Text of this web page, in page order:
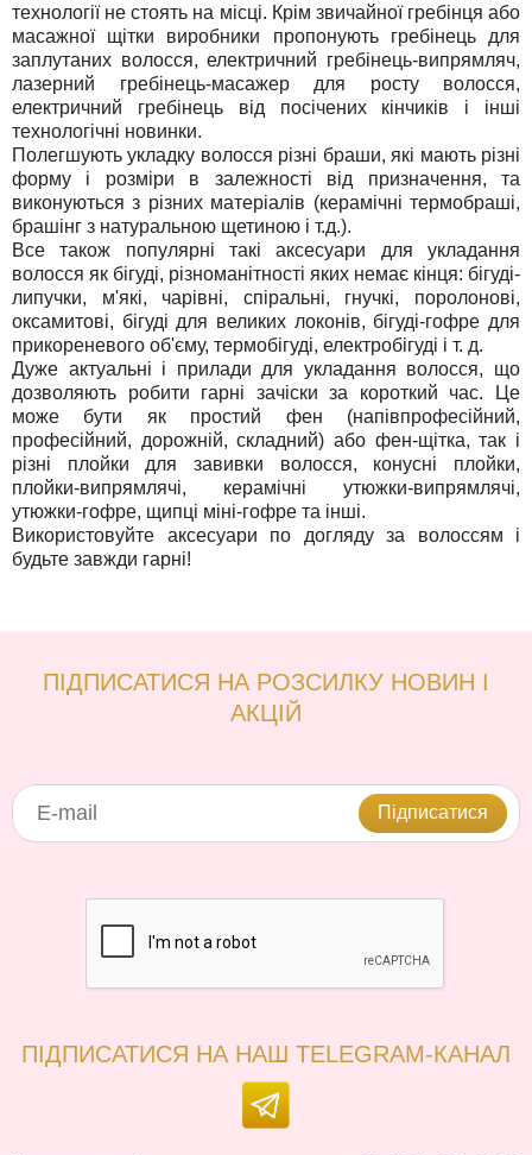
технології не стоять на місці. Крім звичайної гребінця або
масажної щітки виробники пропонують гребінець для
заплутаних волосся, електричний гребінець-випрямляч,
лазерний гребінець-масажер для росту волосся,
електричний гребінець від посічених кінчиків і інші
технологічні новинки.
Полегшують укладку волосся різні браши, які мають різні
форму і розміри в залежності від призначення, та
виконуються з різних матеріалів (керамічні термобраші,
брашінг з натуральною щетиною і т.д.).
Все також популярні такі аксесуари для укладання
волосся як бігуді, різноманітності яких немає кінця: бігуді-
липучки, м'які, чарівні, спіральні, гнучкі, поролонові,
оксамитові, бігуді для великих локонів, бігуді-гофре для
прикореневого об'єму, термобігуді, електробігуді і т. д.
Дуже актуальні і прилади для укладання волосся, що
дозволяють робити гарні зачіски за короткий час. Це
може бути як простий фен (напівпрофесійний,
професійний, дорожній, складний) або фен-щітка, так і
різні плойки для завивки волосся, конусні плойки,
плойки-випрямлячі, керамічні утюжки-випрямлячі,
утюжки-гофре, щипці міні-гофре та інші.
Використовуйте аксесуари по догляду за волоссям і
будьте завжди гарні!
ПІДПИСАТИСЯ НА РОЗСИЛКУ НОВИН І
АКЦІЙ
Підписатися
ПІДПИСАТИСЯ НА НАШ TELEGRAM-КАНАЛ